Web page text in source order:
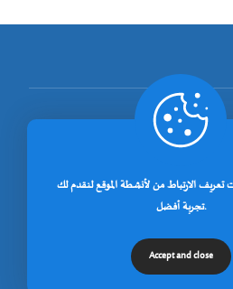
[rano_page_total]
الارتباط من لأنشطة الموقع لنقدم لك
تجربة أفضل.
Accept and close